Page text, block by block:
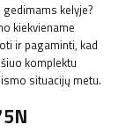
kelyje?
kiekviename
ir pagaminti, kad
komplektu
situacijų metu.